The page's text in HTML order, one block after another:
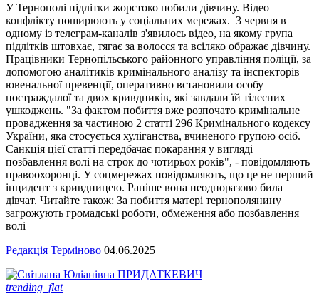
У Тернополі підлітки жорстоко побили дівчину. Відео
конфлікту поширюють у соціальних мережах. 3 червня в
одному із телеграм-каналів з'явилось відео, на якому група
підлітків штовхає, тягає за волосся та всіляко ображає дівчину.
Працівники Тернопільського районного управління поліції, за
допомогою аналітиків кримінального аналізу та інспекторів
ювенальної превенції, оперативно встановили особу
постраждалої та двох кривдників, які завдали їй тілесних
ушкоджень. "За фактом побиття вже розпочато кримінальне
провадження за частиною 2 статті 296 Кримінального кодексу
України, яка стосується хуліганства, вчиненого групою осіб.
Санкція цієї статті передбачає покарання у вигляді
позбавлення волі на строк до чотирьох років", - повідомляють
правоохоронці. У соцмережах повідомляють, що це не перший
інцидент з кривдницею. Раніше вона неодноразово била
дівчат. Читайте також: За побиття матері тернополянину
загрожують громадські роботи, обмеження або позбавлення
волі
Редакція Терміново 04.06.2025
trending_flat